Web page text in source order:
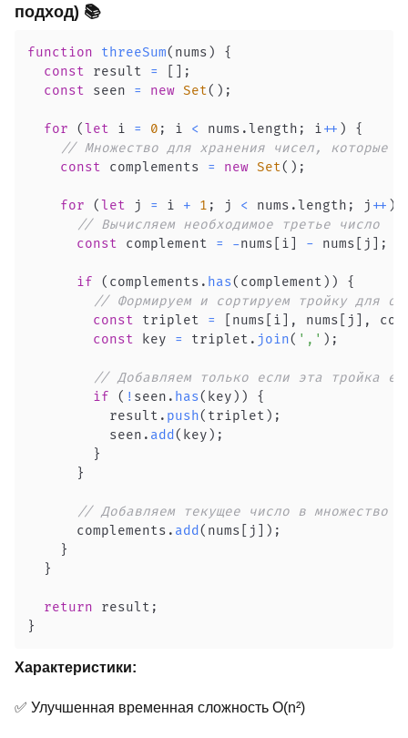
подход) 📚
function threeSum( nums )
{
const result =
;
const seen = new Set( ) ;
for (let i = 0 ; i < nums .length ; i++ )
{
// Множество для хранения чисел, которые
const complements = new Set( ) ;
for (let j = i + 1 ; j < nums .length ; j ++ )
// Вычисляем необходимое третье число
const complement = -nums i - nums j ;
if ( complements . has( complement ) )
{
// Формируем и сортируем тройку для
const triplet = nums i , nums j ,
const key = triplet . join( ',' ) ;
// Добавляем только если эта тройка
if
( ! seen . has( key ) )
{
          result
. push( triplet ) ;
          seen
. add ( key ) ;
}
}
// Добавляем текущее число в множество
      complements
. add ( nums j ) ;
}
}
return result ;
}
Характеристики:
✅ Улучшенная временная сложность O(n²)